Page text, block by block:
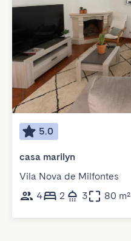
5.0
casa marilyn
Vila Nova de Milfontes
4
2 3 80 m²